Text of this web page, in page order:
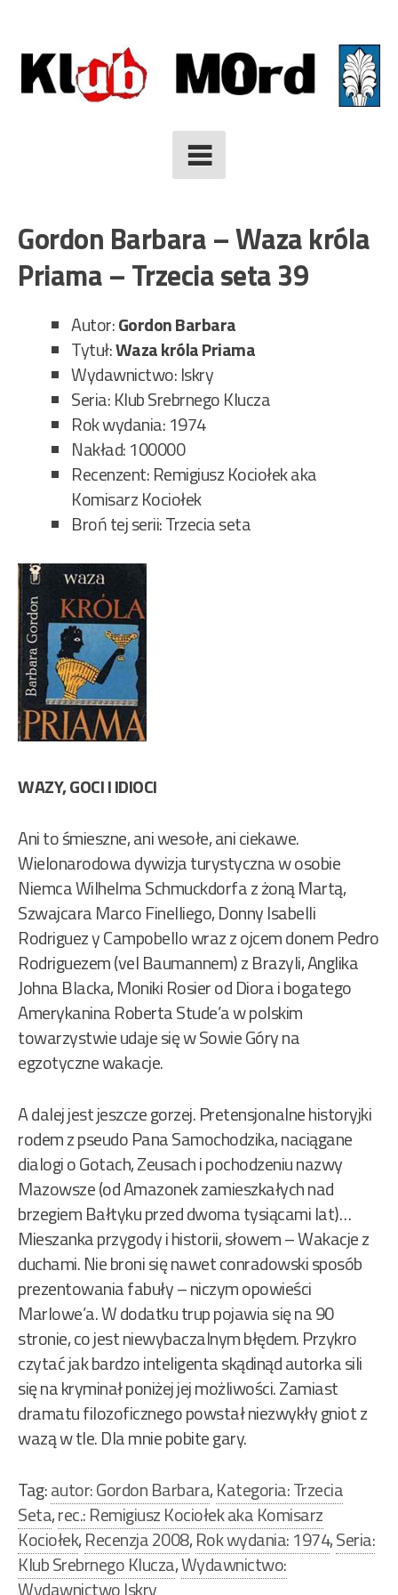
to
content
Gordon Barbara – Waza króla
Priama – Trzecia seta 39
Autor:Gordon Barbara
Tytuł:Waza króla Priama
Wydawnictwo: Iskry
Seria: Klub Srebrnego Klucza
Rok wydania: 1974
Nakład: 100000
Recenzent: Remigiusz Kociołek aka
Komisarz Kociołek
Broń tej serii: Trzecia seta
WAZY, GOCI I IDIOCI
Ani to śmieszne, ani wesołe, ani ciekawe.
Wielonarodowa dywizja turystyczna w osobie
Niemca Wilhelma Schmuckdorfa z żoną Martą,
Szwajcara Marco Finelliego, Donny Isabelli
Rodriguez y Campobello wraz z ojcem donem Pedro
Rodriguezem (vel Baumannem) z Brazyli, Anglika
Johna Blacka, Moniki Rosier od Diora i bogatego
Amerykanina Roberta Stude’a w polskim
towarzystwie udaje się w Sowie Góry na
egzotyczne wakacje.
A dalej jest jeszcze gorzej. Pretensjonalne historyjki
rodem z pseudo Pana Samochodzika, naciągane
dialogi o Gotach, Zeusach i pochodzeniu nazwy
Mazowsze (od Amazonek zamieszkałych nad
brzegiem Bałtyku przed dwoma tysiącami lat)…
Mieszanka przygody i historii, słowem – Wakacje z
duchami. Nie broni się nawet conradowski sposób
prezentowania fabuły – niczym opowieści
Marlowe’a. W dodatku trup pojawia się na 90
stronie, co jest niewybaczalnym błędem. Przykro
czytać jak bardzo inteligenta skądinąd autorka sili
się na kryminał poniżej jej możliwości. Zamiast
dramatu filozoficznego powstał niezwykły gniot z
wazą w tle. Dla mnie pobite gary.
Tag:autor: Gordon Barbara,Kategoria: Trzecia
Seta,rec.: Remigiusz Kociołek aka Komisarz
Kociołek,Recenzja 2008,Rok wydania: 1974,Seria:
Klub Srebrnego Klucza,Wydawnictwo:
Wydawnictwo Iskry